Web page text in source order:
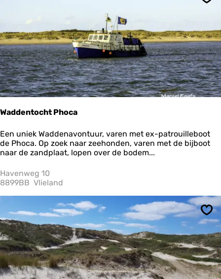
N
1
2
H
Waddentocht Phoca
W
a
d
e
n
o
h
t
P
h
o
a
Een uniek Waddenavontuur, varen met ex-patrouilleboot
de Phoca. Op zoek naar zeehonden, varen met de bijboot
naar de zandplaat, lopen over de bodem...
Havenweg 10
8899BB Vlieland